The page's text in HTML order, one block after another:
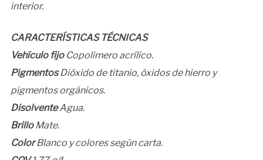
interior.
CARACTERÍSTICAS TÉCNICAS
Vehículo fijoCopolímero acrílico.
PigmentosDióxido de titanio, óxidos de hierro y
pigmentos orgánicos.
DisolventeAgua.
BrilloMate.
ColorBlanco y colores según carta.